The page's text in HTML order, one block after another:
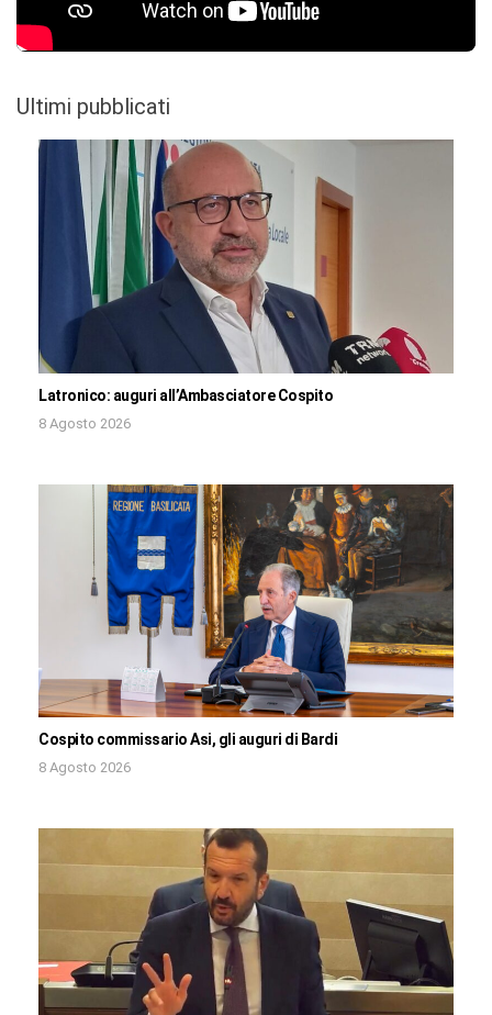
Ultimi pubblicati
Latronico: auguri all’Ambasciatore Cospito
8 Agosto 2026
Cospito commissario Asi, gli auguri di Bardi
8 Agosto 2026